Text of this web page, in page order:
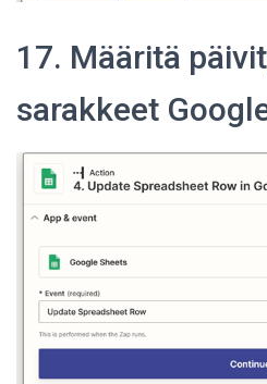
17. Määritä
sarakkeet